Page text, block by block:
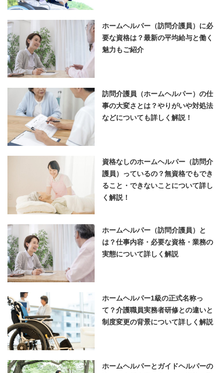
ホームヘルパー（訪問介護員）に必
要な資格は？最新の平均給与と働く
魅力もご紹介
訪問介護員（ホームヘルパー）の仕
事の大変さとは？やりがいや対処法
などについても詳しく解説！
資格なしのホームヘルパー（訪問介
護員）っているの？無資格でもでき
ること・できないことについて詳し
く解説！
ホームヘルパー（訪問介護員）と
は？仕事内容・必要な資格・業務の
実態について詳しく解説
ホームヘルパー1級の正式名称っ
て？介護職員実務者研修との違いと
制度変更の背景について詳しく解説
ホームヘルパーとガイドヘルパーの